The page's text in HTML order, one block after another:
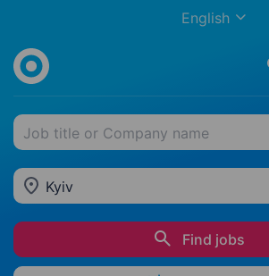
English
Job title or Company name
Kyiv
Find jobs